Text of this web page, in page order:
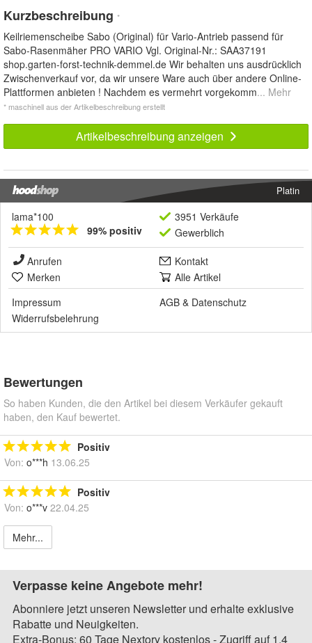
Kurzbeschreibung *
Keilriemenscheibe Sabo (Original) für Vario-Antrieb passend für
Sabo-Rasenmäher PRO VARIO Vgl. Original-Nr.: SAA37191
shop.garten-forst-technik-demmel.de Wir behalten uns ausdrücklich
Zwischenverkauf vor, da wir unsere Ware auch über andere Online-
Plattformen anbieten ! Nachdem es vermehrt vorgekomm... Mehr
* maschinell aus der Artikelbeschreibung erstellt
Artikelbeschreibung anzeigen
Platin
lama*100
99% positiv
3951 Verkäufe
Gewerblich
Anrufen
Kontakt
Merken
Alle Artikel
Impressum
AGB & Datenschutz
Widerrufsbelehrung
Bewertungen
So haben Kunden, die den Artikel bei diesem Verkäufer gekauft
haben, den Kauf bewertet.
Positiv
Von: o***h 13.06.25
Positiv
Von: o***v 22.04.25
Mehr...
Verpasse keine Angebote mehr!
Abonniere jetzt unseren Newsletter und erhalte exklusive
Rabatte und Neuigkeiten.
Extra-Bonus: 60 Tage Nextory kostenlos - Zugriff auf 1,4